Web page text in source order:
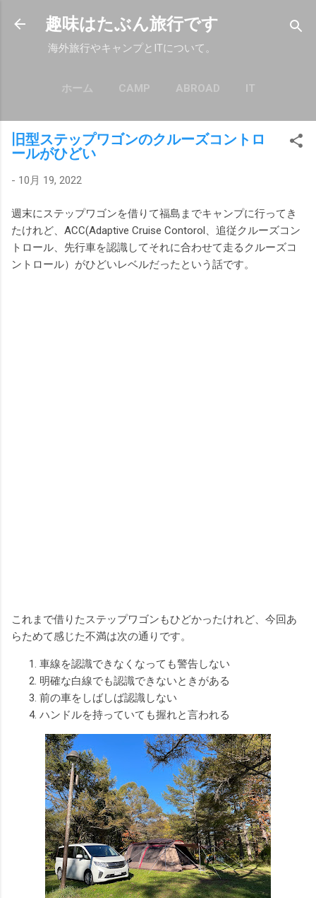
スキップしてメイン コンテンツに移動
趣味はたぶん旅行です
海外旅行やキャンプとITについて。
ホーム CAMP ABROAD IT
もっと見る… POLICY
旧型ステップワゴンのクルーズコントロ
ールがひどい
- 10月 19, 2022
週末にステップワゴンを借りて福島までキャンプに行ってき
たけれど、ACC(Adaptive Cruise Contorol、追従クルーズコン
トロール、先行車を認識してそれに合わせて走るクルーズコ
ントロール）がひどいレベルだったという話です。
これまで借りたステップワゴンもひどかったけれど、今回あ
らためて感じた不満は次の通りです。
車線を認識できなくなっても警告しない
明確な白線でも認識できないときがある
前の車をしばしば認識しない
ハンドルを持っていても握れと言われる